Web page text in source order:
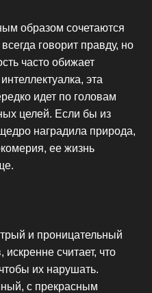
образом сочетаются
говорит правду, но
часто обижает
эта
идет по головам
целей. Если бы из
наградила природа,
ее жизнь
и проницательный
считает, что
их нарушать.
с прекрасным